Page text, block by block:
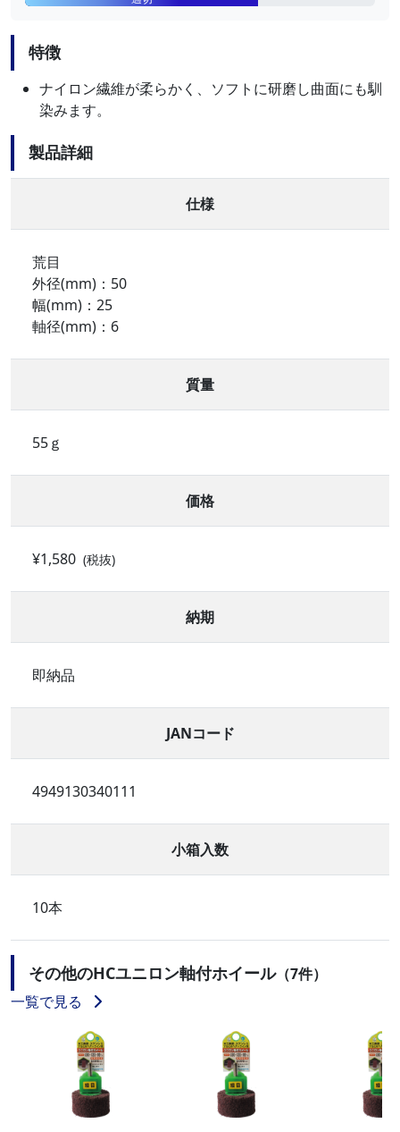
特徴
ナイロン繊維が柔らかく、ソフトに研磨し曲面にも馴
染みます。
製品詳細
仕様
荒目
外径(mm)：50
幅(mm)：25
軸径(mm)：6
質量
55ｇ
価格
¥1,580 (税抜)
納期
即納品
JANコード
4949130340111
小箱入数
10本
その他のHCユニロン軸付ホイール（7件）
一覧で見る